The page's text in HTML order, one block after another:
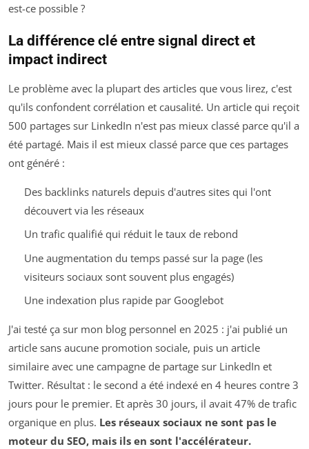
est-ce possible ?
La différence clé entre signal direct et
impact indirect
Le problème avec la plupart des articles que vous lirez, c'est
qu'ils confondent corrélation et causalité. Un article qui reçoit
500 partages sur LinkedIn n'est pas mieux classé parce qu'il a
été partagé. Mais il est mieux classé parce que ces partages
ont généré :
Des backlinks naturels depuis d'autres sites qui l'ont
découvert via les réseaux
Un trafic qualifié qui réduit le taux de rebond
Une augmentation du temps passé sur la page (les
visiteurs sociaux sont souvent plus engagés)
Une indexation plus rapide par Googlebot
J'ai testé ça sur mon blog personnel en 2025 : j'ai publié un
article sans aucune promotion sociale, puis un article
similaire avec une campagne de partage sur LinkedIn et
Twitter. Résultat : le second a été indexé en 4 heures contre 3
jours pour le premier. Et après 30 jours, il avait 47% de trafic
organique en plus. Les réseaux sociaux ne sont pas le
moteur du SEO, mais ils en sont l'accélérateur.